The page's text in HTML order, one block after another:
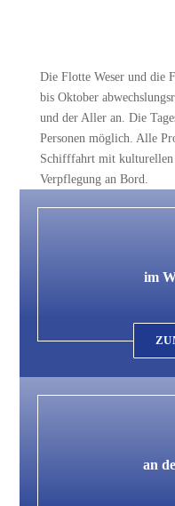
Die Flotte Weser und die
bis Oktober
und der Aller an. Die
Personen möglich. Alle
Schifffahrt mit
Verpflegung an Bord.
im
an